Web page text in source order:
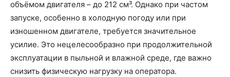
объёмом двигателя – до 212 см³. Однако при частом
запуске, особенно в холодную погоду или при
изношенном двигателе, требуется значительное
усилие. Это нецелесообразно при продолжительной
эксплуатации в пыльной и влажной среде, где важно
снизить физическую нагрузку на оператора.